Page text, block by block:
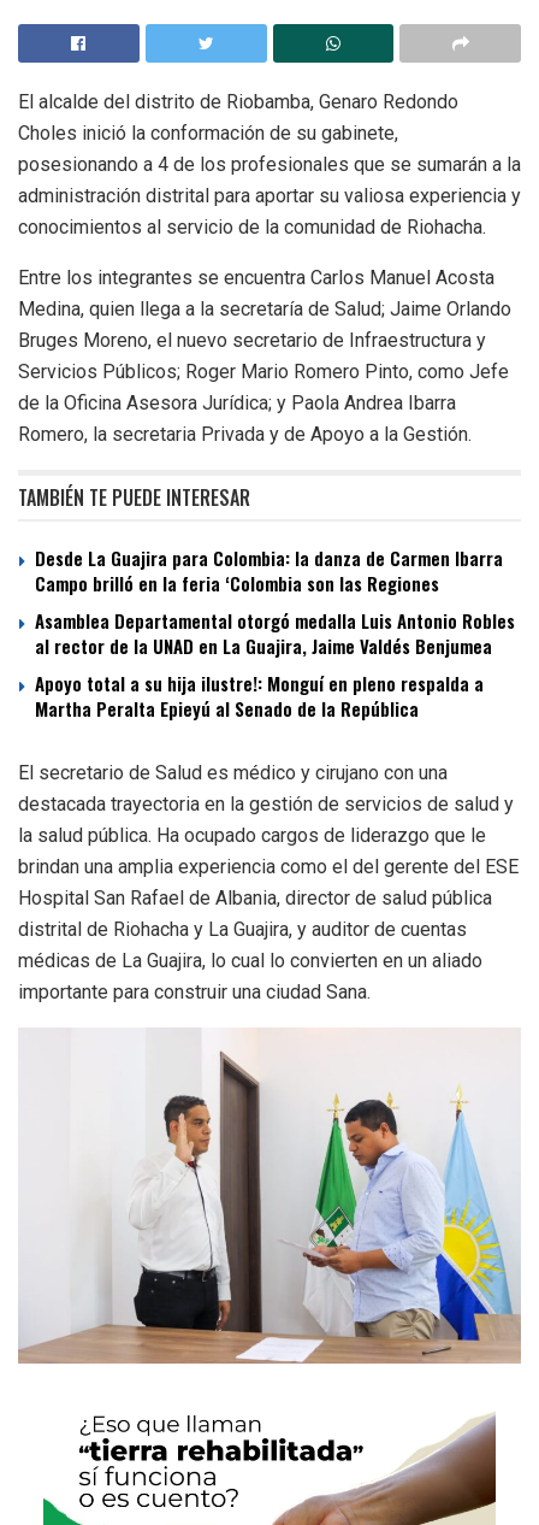
El alcalde del distrito de Riobamba, Genaro Redondo
Choles inició la conformación de su gabinete,
posesionando a 4 de los profesionales que se sumarán a la
administración distrital para aportar su valiosa experiencia y
conocimientos al servicio de la comunidad de Riohacha.
Entre los integrantes se encuentra Carlos Manuel Acosta
Medina, quien llega a la secretaría de Salud; Jaime Orlando
Bruges Moreno, el nuevo secretario de Infraestructura y
Servicios Públicos; Roger Mario Romero Pinto, como Jefe
de la Oficina Asesora Jurídica; y Paola Andrea Ibarra
Romero, la secretaria Privada y de Apoyo a la Gestión.
TAMBIÉN TE PUEDE INTERESAR
Desde La Guajira para Colombia: la danza de Carmen Ibarra
Campo brilló en la feria ‘Colombia son las Regiones
Asamblea Departamental otorgó medalla Luis Antonio Robles
al rector de la UNAD en La Guajira, Jaime Valdés Benjumea
Apoyo total a su hija ilustre!: Monguí en pleno respalda a
Martha Peralta Epieyú al Senado de la República
El secretario de Salud es médico y cirujano con una
destacada trayectoria en la gestión de servicios de salud y
la salud pública. Ha ocupado cargos de liderazgo que le
brindan una amplia experiencia como el del gerente del ESE
Hospital San Rafael de Albania, director de salud pública
distrital de Riohacha y La Guajira, y auditor de cuentas
médicas de La Guajira, lo cual lo convierten en un aliado
importante para construir una ciudad Sana.